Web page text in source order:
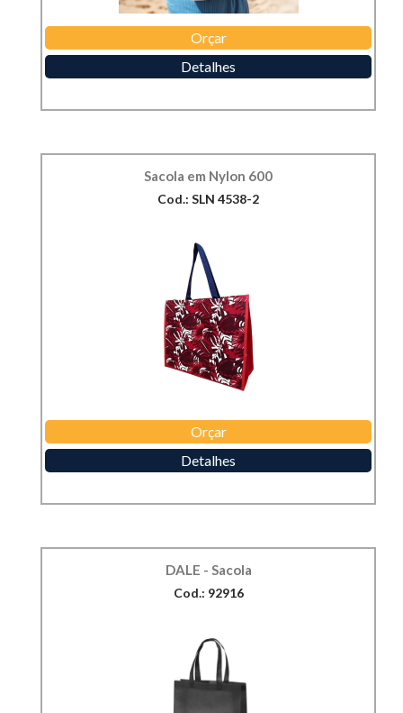
Orçar
Detalhes
Sacola em Nylon 600
Cod.: SLN 4538-2
Orçar
Detalhes
DALE - Sacola
Cod.: 92916